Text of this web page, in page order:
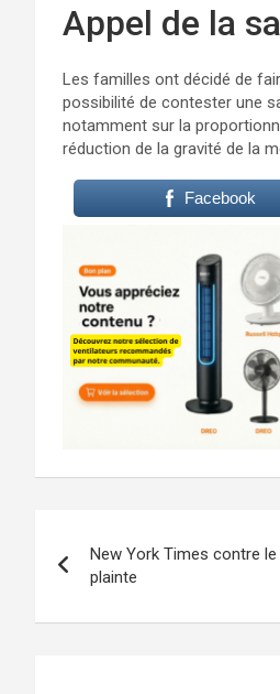
Appel de la
Les familles ont décidé de
possibilité de contester une
notamment sur la
réduction de la gravité de la
Facebook
de
l’article
New York Times contre
plainte